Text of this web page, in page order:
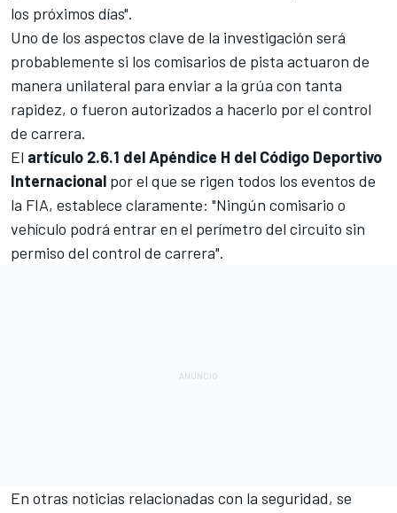
los próximos días".
Uno de los aspectos clave de la investigación será
probablemente si los comisarios de pista actuaron de
manera unilateral para enviar a la grúa con tanta
rapidez, o fueron autorizados a hacerlo por el control
de carrera.
El artículo 2.6.1 del Apéndice H del Código Deportivo
Internacional por el que se rigen todos los eventos de
la FIA, establece claramente: "Ningún comisario o
vehículo podrá entrar en el perímetro del circuito sin
permiso del control de carrera".
En otras noticias relacionadas con la seguridad, se